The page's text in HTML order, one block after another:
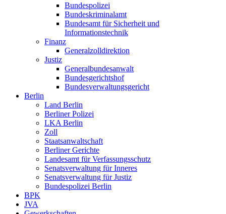
Bundespolizei
Bundeskriminalamt
Bundesamt für Sicherheit und
Informationstechnik
Finanz
Generalzolldirektion
Justiz
Generalbundesanwalt
Bundesgerichtshof
Bundesverwaltungsgericht
Berlin
Land Berlin
Berliner Polizei
LKA Berlin
Zoll
Staatsanwaltschaft
Berliner Gerichte
Landesamt für Verfassungsschutz
Senatsverwaltung für Inneres
Senatsverwaltung für Justiz
Bundespolizei Berlin
BPK
JVA